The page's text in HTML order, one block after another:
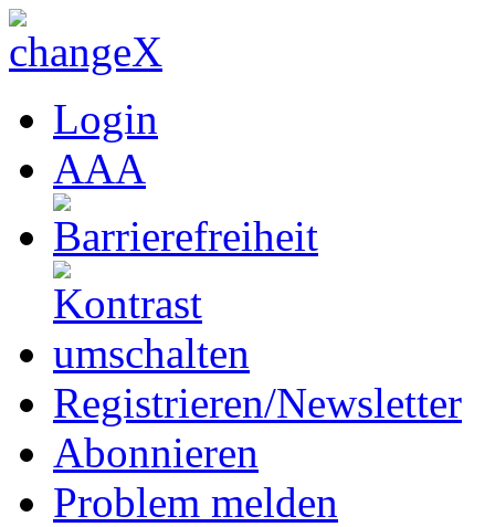
Login
AAA
Registrieren/Newsletter
Abonnieren
Problem melden